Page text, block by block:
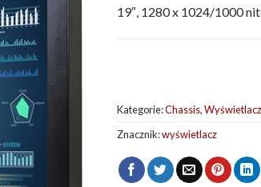
19″, 1280 x 1024/1000
Kategorie:Chassis,
Znacznik:wyświetlacz